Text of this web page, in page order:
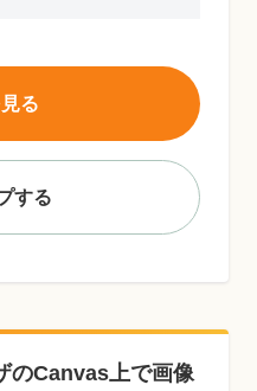
する
る
のCanvas上で画像